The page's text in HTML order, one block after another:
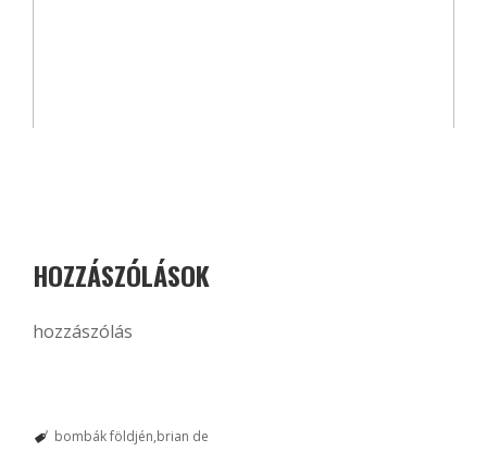
HOZZÁSZÓLÁSOK
hozzászólás
bombák földjén brian de